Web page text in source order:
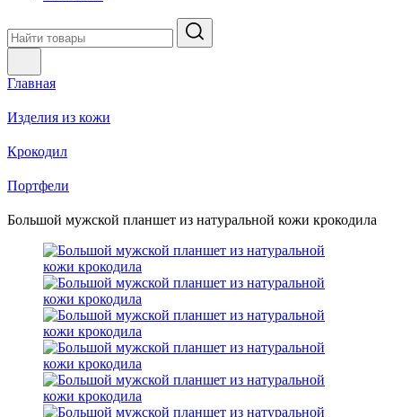
Главная
Изделия из кожи
Крокодил
Портфели
Большой мужской планшет из натуральной кожи крокодила